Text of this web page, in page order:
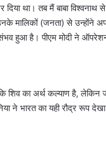
था। तब मैं बाबा विश्वनाथ से
मालिकों (जनता) से उन्होंने
संभव हुआ है। पीएम मोदी ने
शिव का अर्थ कल्याण है,
भारत का यही रौद्र रूप देखा